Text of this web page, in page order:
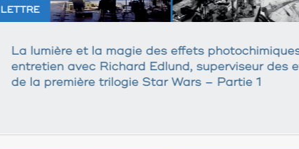
LETTRE
La lumière et la magie des effets
entretien avec Richard Edlund, superviseur des
de la première trilogie Star Wars – Partie 1